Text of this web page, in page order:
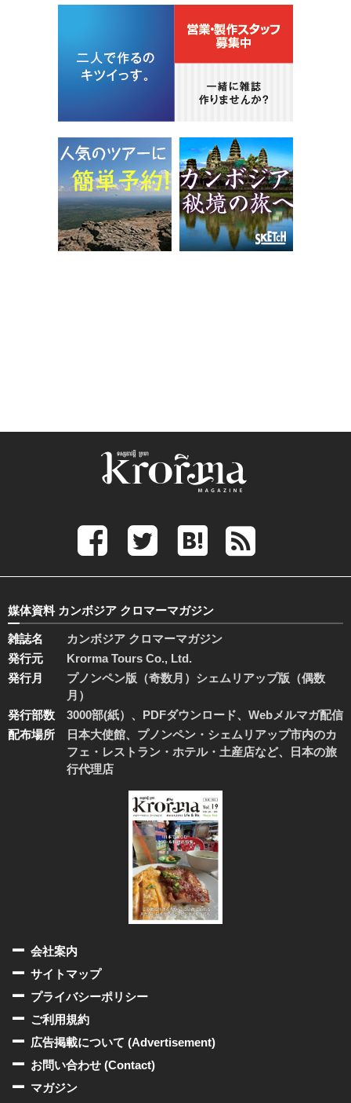
媒体資料 カンボジア クロマーマガジン
雑誌名
カンボジア クロマーマガジン
発行元
Krorma Tours Co., Ltd.
発行月
プノンペン版（奇数月）シェムリアップ版（偶数
月）
発行部数
3000部(紙）、PDFダウンロード、Webメルマガ配信
配布場所
日本大使館、プノンペン・シェムリアップ市内のカ
フェ・レストラン・ホテル・土産店など、日本の旅
行代理店
会社案内
サイトマップ
プライバシーポリシー
ご利用規約
広告掲載について (Advertisement)
お問い合わせ (Contact)
マガジン